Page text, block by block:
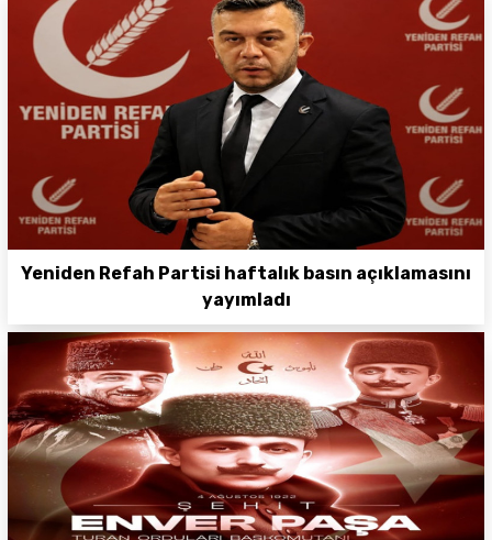
Yeniden Refah Partisi haftalık basın açıklamasını
yayımladı